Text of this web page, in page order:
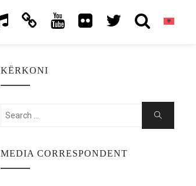
KËRKONI
Search
Search
MEDIA CORRESPONDENT